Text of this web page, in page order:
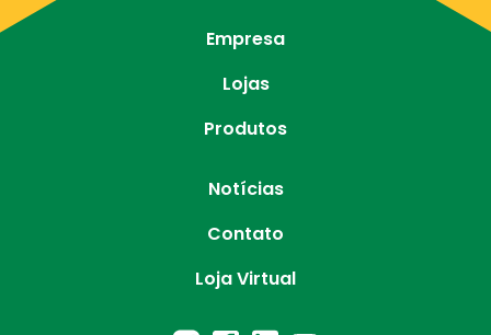
Empresa
Lojas
Produtos
Notícias
Contato
Loja Virtual